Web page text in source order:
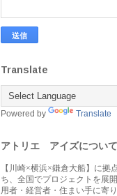
Translate
Powered by Translate
アトリエ アイズについて
【川崎×横浜×鎌倉大船】に拠
ち、全国でプロジェクトを展
用者・経営者・住まい手に寄